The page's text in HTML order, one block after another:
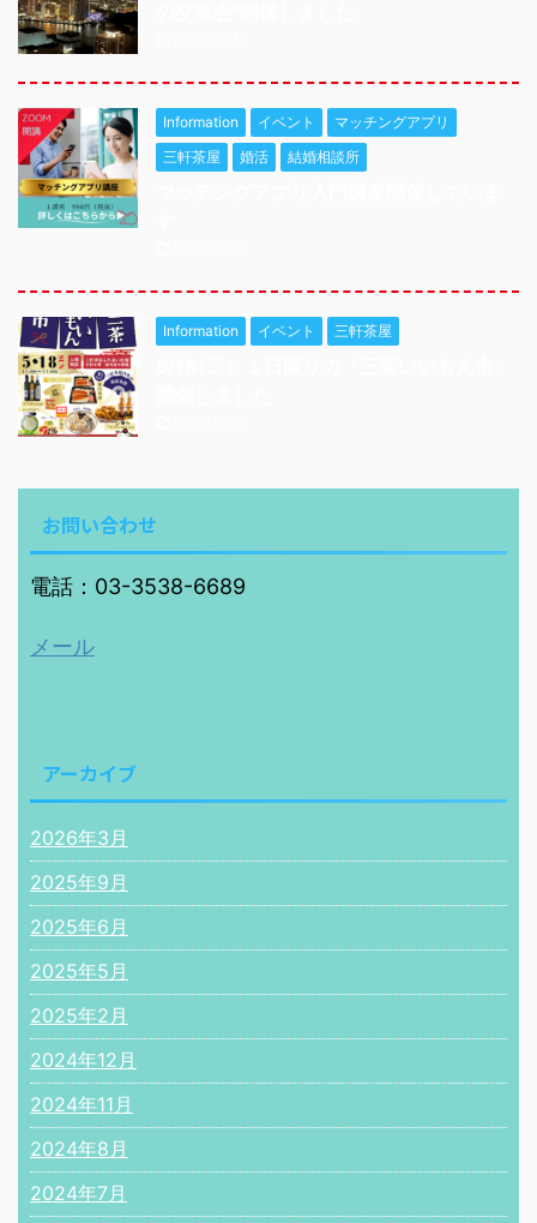
Information イベント
マッチングアプリ
三軒茶屋
婚活 結婚相談所
Information イベント 三軒茶屋
お問い合わせ
電話：03-3538-6689
メール
アーカイブ
2026年3月
2025年9月
2025年6月
2025年5月
2025年2月
2024年12月
2024年11月
2024年8月
2024年7月